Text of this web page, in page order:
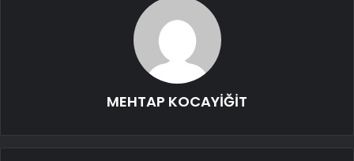
MEHTAP KOCAYİĞİT